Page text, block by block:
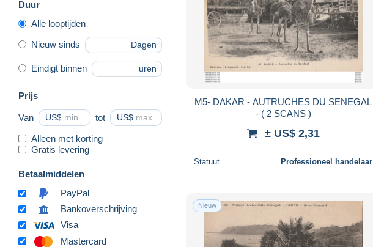
Duur
Alle looptijden
Nieuw sinds Dagen
Eindigt binnen uren
Prijs
Van US$ tot US$
Alleen met korting
Gratis levering
Betaalmiddelen
PayPal
Bankoverschrijving
Visa
Mastercard
M5- DAKAR - AUTRUCHES DU SENEGAL
- ( 2 SCANS )
± US$ 2,31
Statuut Professioneel handelaar
Nieuw